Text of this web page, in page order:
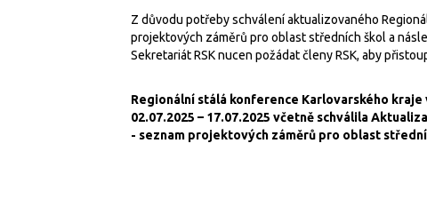
Z důvodu potřeby schválení aktualizovaného
projektových záměrů pro oblast středních škol a
Sekretariát RSK nucen požádat členy RSK, aby
Regionální stálá konference Karlovarského
02.07.2025 – 17.07.2025 včetně schválila
- seznam projektových záměrů pro oblast